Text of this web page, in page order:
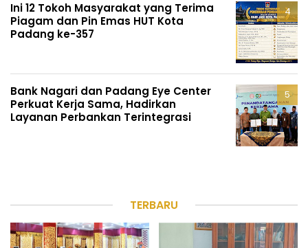
Ini 12 Tokoh Masyarakat yang Terima
Piagam dan Pin Emas HUT Kota
Padang ke-357
Bank Nagari dan Padang Eye Center
Perkuat Kerja Sama, Hadirkan
Layanan Perbankan Terintegrasi
TERBARU